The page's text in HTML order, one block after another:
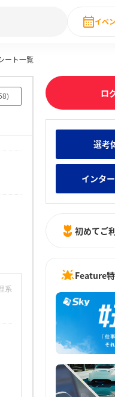
卒就職人気企業ランキング
・DX現場社員インタビュー
イベ
ート一覧
)
系
ロ
選考
インタ
初めてご
Feature